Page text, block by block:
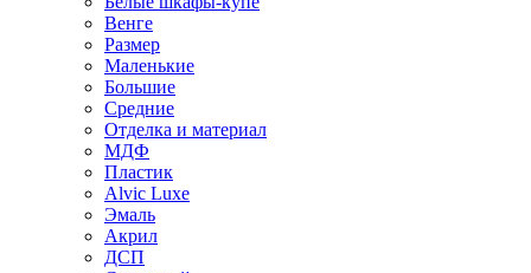
Венге
Размер
Маленькие
Большие
Средние
Отделка и материал
МДФ
Пластик
Alvic Luxe
Эмаль
Акрил
ДСП